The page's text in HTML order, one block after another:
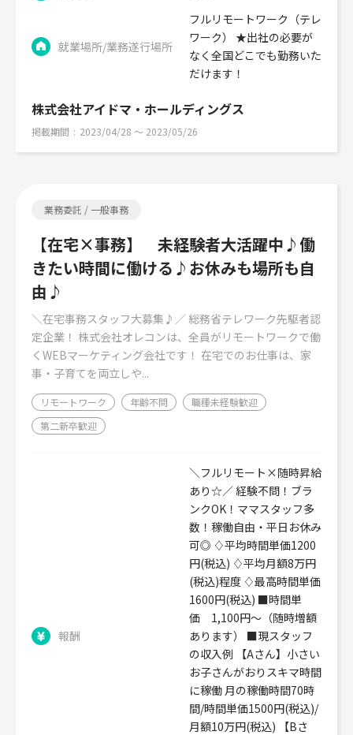
就業場所/業務遂行場所
フルリモートワーク（テレ
ワーク） ★出社の必要が
なく全国どこでも勤務いた
だけます！
株式会社アイドマ・ホールディングス
掲載期間 2023/04/28 〜 2023/05/26
業務委託 / 一般事務
【在宅×事務】 未経験者大活躍中♪働
きたい時間に働ける♪お休みも場所も自
由♪
＼在宅事務スタッフ大募集♪／ 総務省テレワーク先駆者認
定企業！ 株式会社オレコンは、全員がリモートワークで働
くWEBマーケティング会社です！ 在宅でのお仕事は、家
事・子育てを両立しや...
リモートワーク 年齢不問
職種未経験歓迎
第二新卒歓迎
報酬
＼フルリモート×随時昇給
あり☆／ 経験不問！ブラ
ンクOK！ママスタッフ多
数！稼働自由・平日お休み
可◎ ♢平均時間単価1200
円(税込) ♢平均月額8万円
(税込)程度 ♢最高時間単価
1600円(税込) ■時間単
価 1,100円～（随時増額
あります） ■現スタッフ
の収入例 【Aさん】小さい
お子さんがおりスキマ時間
に稼働 月の稼働時間70時
間/時間単価1500円(税込)/
月額10万円(税込) 【Bさ